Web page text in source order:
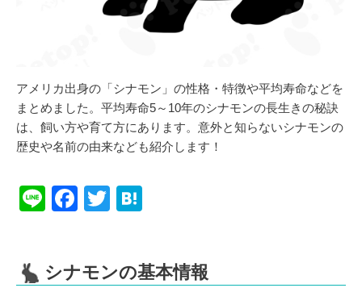
アメリカ出身の「シナモン」の性格・特徴や平均寿命などを
まとめました。平均寿命5～10年のシナモンの長生きの秘訣
は、飼い方や育て方にあります。意外と知らないシナモンの
歴史や名前の由来なども紹介します！
Li
F
e
T
er n
シナモンの基本情報